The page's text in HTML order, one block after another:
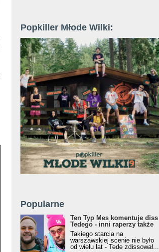
Popkiller Młode Wilki:
Popularne
Ten Typ Mes komentuje diss
Tedego - inni raperzy także
Takiego starcia na
warszawskiej scenie nie było
od wielu lat - Tede zdissował...